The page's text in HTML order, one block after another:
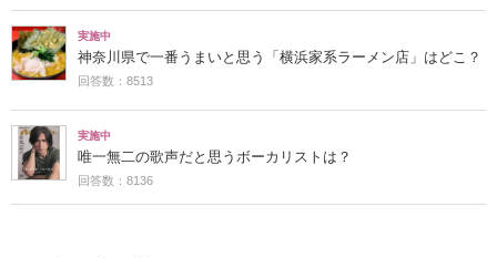
実施中
神奈川県で一番うまいと思う「横浜家系ラーメン店」はどこ？
回答数：8513
実施中
唯一無二の歌声だと思うボーカリストは？
回答数：8136